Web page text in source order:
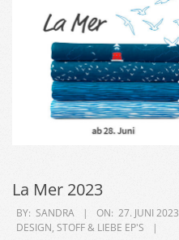
La Mer 2023
2023-
06-
BY: SANDRA ON: 27. JUNI 2023
DESIGN, STOFF & LIEBE EP'S